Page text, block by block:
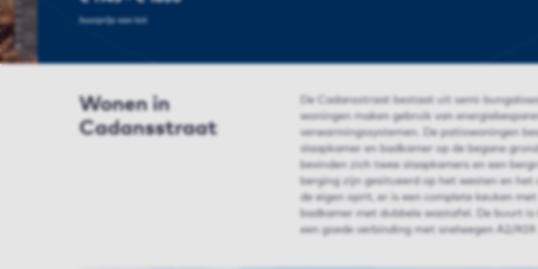
huurprijs van tot
Wonen in
Cadansstraat
De Cadansstraat bestaat uit semi-
woningen maken gebruik van
verwarmingssystemen. De patiowoningen
slaapkamer en badkamer op de begane
bevinden zich twee slaapkamers en een
berging zijn gesitueerd op het westen en het
de eigen oprit, er is een complete keuken
badkamer met dubbele wastafel. De buurt is
een goede verbinding met snelwegen A2/A59.